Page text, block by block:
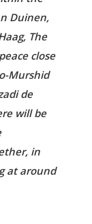
Duinen,
The
close
Murshid
de
will be
in
at around